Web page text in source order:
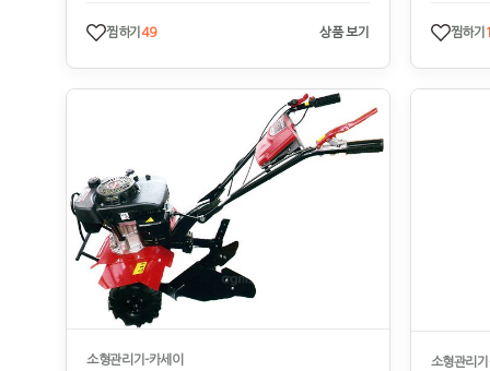
찜하기 49 상품 보기 찜하기
소형관리기-카세이 소형관리